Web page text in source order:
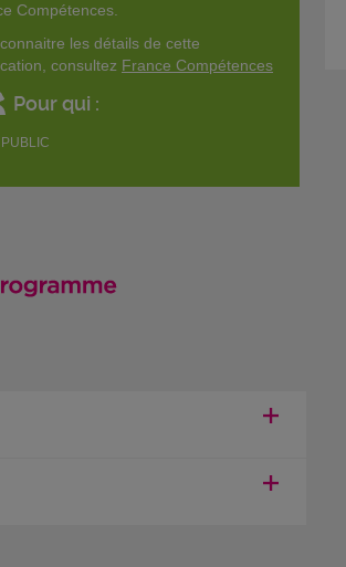
Compétences.
les détails de cette
consultez France Compétences
Pour qui :